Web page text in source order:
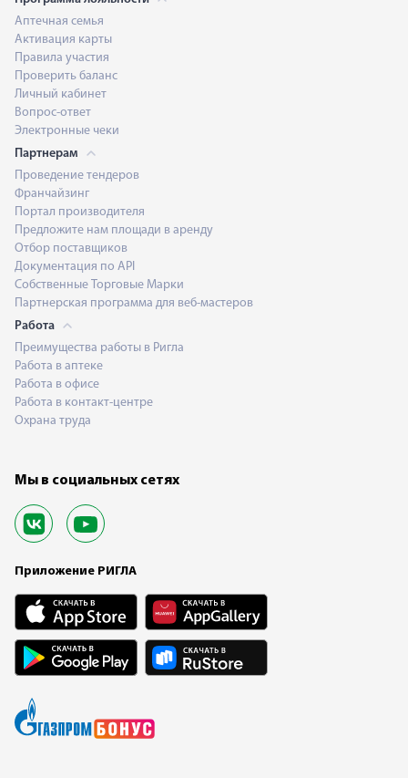
Аптечная семья
Активация карты
Правила участия
Проверить баланс
Личный кабинет
Вопрос-ответ
Электронные чеки
Партнерам
Проведение тендеров
Франчайзинг
Портал производителя
Предложите нам площади в аренду
Отбор поставщиков
Документация по API
Собственные Торговые Марки
Партнерская программа для веб-мастеров
Работа
Преимущества работы в Ригла
Работа в аптеке
Работа в офисе
Работа в контакт-центре
Охрана труда
Мы в социальных сетях
Приложение РИГЛА